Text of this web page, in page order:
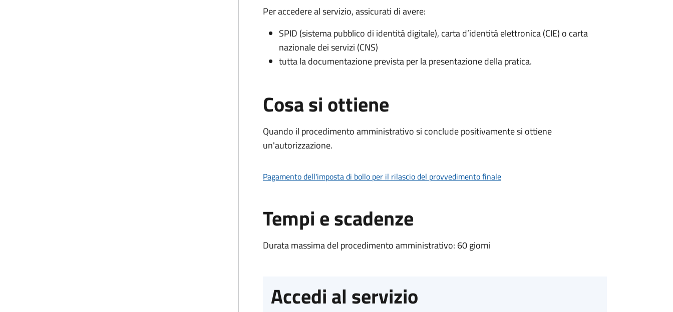
Per accedere al servizio, assicurati di avere:
SPID (sistema pubblico di identità digitale), carta d’identità elettronica (CIE) o carta
nazionale dei servizi (CNS)
tutta la documentazione prevista per la presentazione della pratica.
Cosa si ottiene
Quando il procedimento amministrativo si conclude positivamente si ottiene
un'autorizzazione.
Pagamento dell'imposta di bollo per il rilascio del provvedimento finale
Tempi e scadenze
Durata massima del procedimento amministrativo: 60 giorni
Accedi al servizio